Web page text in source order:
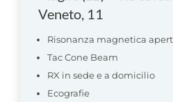
Veneto, 11
Risonanza magnetica
Tac Cone Beam
RX in sede e a domicilio
Ecografie